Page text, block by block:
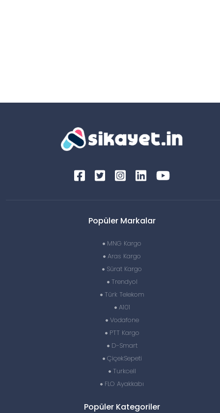
Popüler Markalar
MNG Kargo
Aras Kargo
Sürat Kargo
Trendyol
Türk Telekom
A101
Vodafone
PTT Kargo
D-Smart
ÇiçekSepeti
Turkcell
FLO Ayakkabı
Popüler Kategoriler